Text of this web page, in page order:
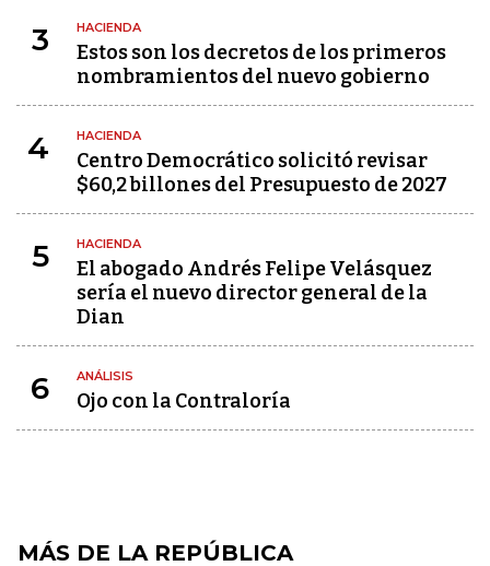
3 HACIENDA
Estos son los decretos de los primeros
nombramientos del nuevo gobierno
4 HACIENDA
Centro Democrático solicitó revisar
$60,2 billones del Presupuesto de 2027
5 HACIENDA
El abogado Andrés Felipe Velásquez
sería el nuevo director general de la
Dian
6 ANÁLISIS
Ojo con la Contraloría
MÁS DE LA REPÚBLICA